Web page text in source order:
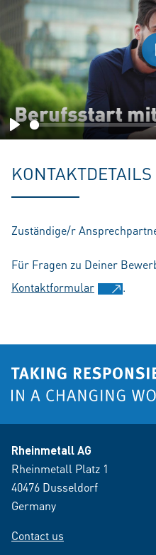
Play
KONTAKTDETAILS
Zuständige/r
Für Fragen zu Deiner
Kontaktformular
.
Rheinmetall AG
Rheinmetall Platz 1
40476 Dusseldorf
Germany
Contact us